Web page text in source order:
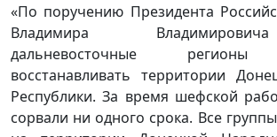
«По поручению Президента
Владимира
дальневосточные регионы
восстанавливать территории
Республики. За время шефской
сорвали ни одного срока. Все